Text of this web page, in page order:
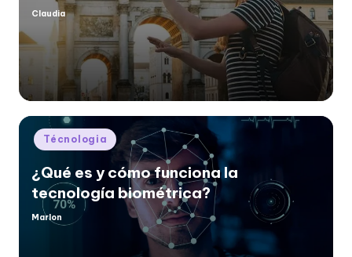
Posted
Claudia
Posted
in
Técnologia
¿Qué es y cómo funciona la
tecnología biométrica?
Posted
Marlon